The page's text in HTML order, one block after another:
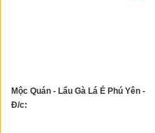
Mộc Quán - Lẩu Gà Lá É Phú Yên -
Đ/c: